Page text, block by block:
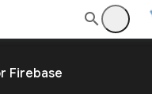
Firebase